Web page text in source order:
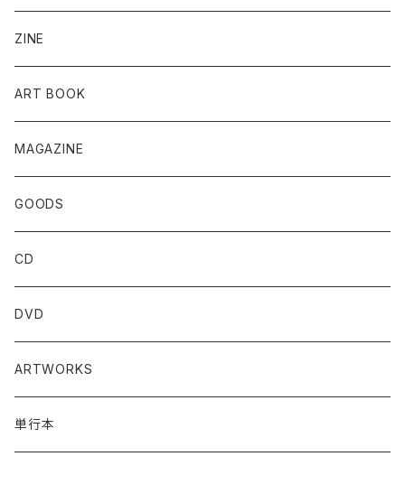
ZINE
ART BOOK
MAGAZINE
GOODS
CD
DVD
ARTWORKS
単行本